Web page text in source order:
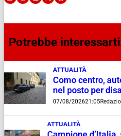
Potrebbe
ATTUALITÀ
Como centro,
nel posto per
07/08/202621:05
ATTUALITÀ